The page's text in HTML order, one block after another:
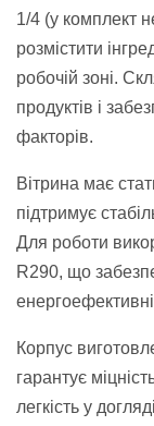
1/4 (у комплект
розмістити
робочій зоні.
продуктів і
факторів.
Вітрина має
підтримує
Для роботи
R290, що
Корпус
гарантує
легкість у